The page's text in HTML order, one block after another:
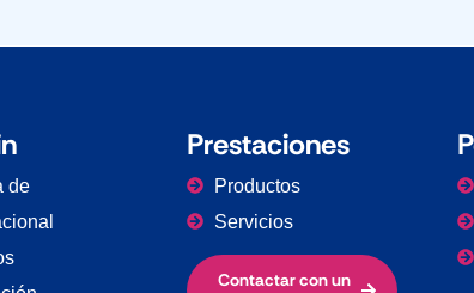
de
Prestaciones
Productos
Servicios
Contactar con un